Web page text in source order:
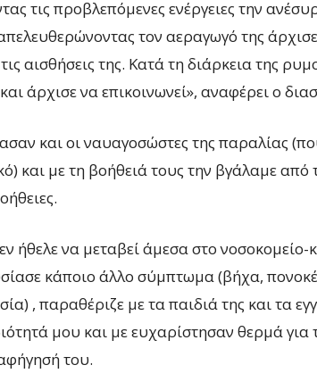
τις προβλεπόμενες ενέργειες την
τον αεραγωγό της
αισθήσεις της. Κατά τη διάρκεια της
άρχισε να επικοινωνεί», αναφέρει ο
και οι ναυαγοσώστες της παραλίας
και με τη βοήθειά τους την βγάλαμε από
ήθελε να μεταβεί άμεσα στο νοσοκομείο-
κάποιο άλλο σύμπτωμα (βήχα,
, παραθέριζε με τα παιδιά της και τα
μου και με ευχαρίστησαν θερμά για
του.